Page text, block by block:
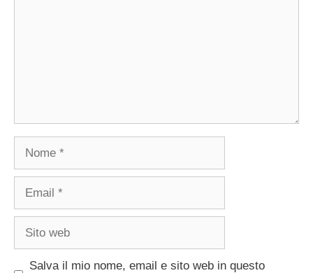
Nome
Email
Sito
Salva il mio nome, email e sito web in questo